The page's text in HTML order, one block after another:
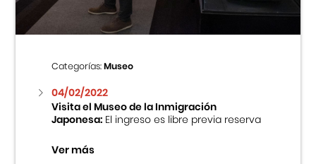
Categorías:Museo
04/02/2022
Visita el Museo de la Inmigración
Japonesa:El ingreso es libre previa reserva
Ver más